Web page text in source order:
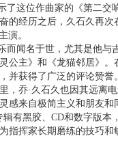
了这位作曲家的《第二
的经历之后，久石久再
演。
而闻名于世，尤其是他
公主》和《龙猫邻居》
并获得了广泛的评论赞誉。
，乔·久石久也因其远离
感来自极简主义和朋友
辑有黑胶、CD和数字版
指挥家长期磨练的技巧和